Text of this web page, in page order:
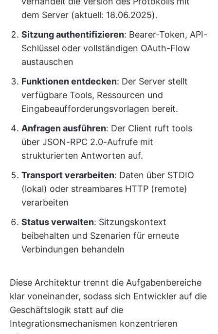
dem Server (aktuell: 18.06.2025).
Sitzung authentifizieren: Bearer-Token, API-
Schlüssel oder vollständigen OAuth-Flow
austauschen
Funktionen entdecken: Der Server stellt
verfügbare Tools, Ressourcen und
Eingabeaufforderungsvorlagen bereit.
Anfragen ausführen: Der Client ruft tools
über JSON-RPC 2.0-Aufrufe mit
strukturierten Antworten auf.
Transport verarbeiten: Daten über STDIO
(lokal) oder streambares HTTP (remote)
verarbeiten
Status verwalten: Sitzungskontext
beibehalten und Szenarien für erneute
Verbindungen behandeln
Diese Architektur trennt die Aufgabenbereiche
klar voneinander, sodass sich Entwickler auf die
Geschäftslogik statt auf die
Integrationsmechanismen konzentrieren